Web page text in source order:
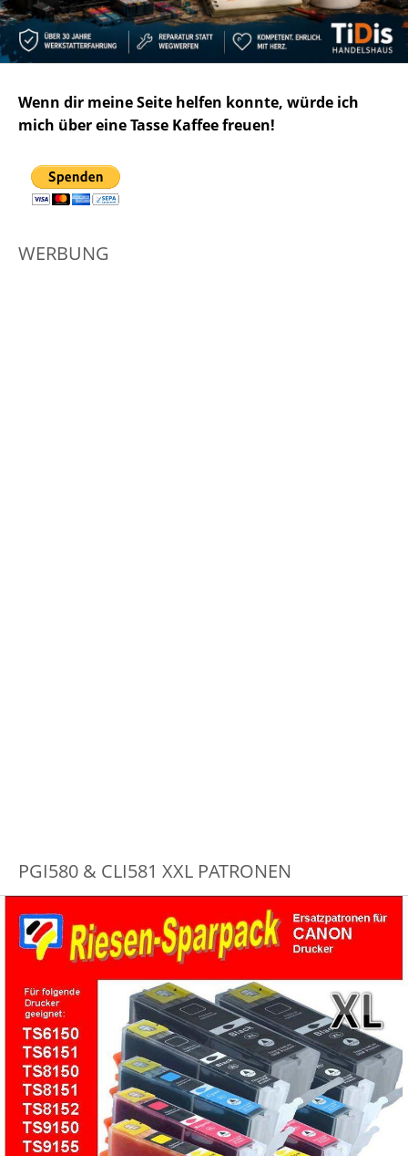
Wenn dir meine Seite helfen konnte, würde ich
mich über eine Tasse Kaffee freuen!
WERBUNG
PGI580 & CLI581 XXL PATRONEN